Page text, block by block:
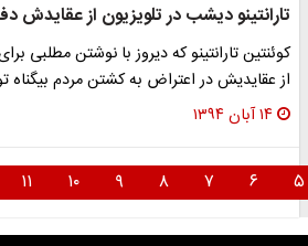
تارانتینو دیشب در تلویزیون از عقایدش
کوئنتین تارانتینو که دیروز با نوشتن مطلبی
از عقایدیش در اعتراض به کشتن مردم بیگناه
۱۴ آبان ۱۳۹۴